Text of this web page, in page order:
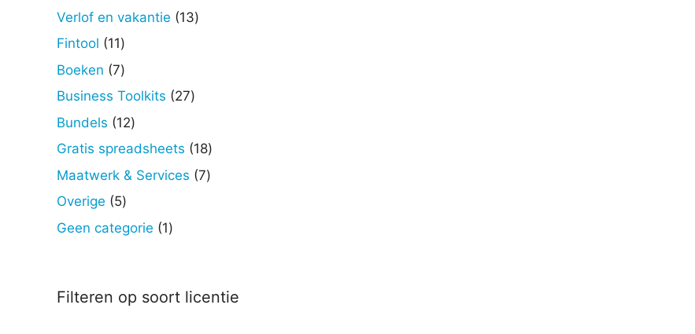
Verlof en vakantie 1313
Fintool 1111
producten
Boeken 77
producten
Business Toolkits 2727
Bundels 1212
producten
Gratis spreadsheets 1818
producten
Maatwerk & Services 77
Overige 55
producten
Geen categorie 11
Filteren op soort licentie